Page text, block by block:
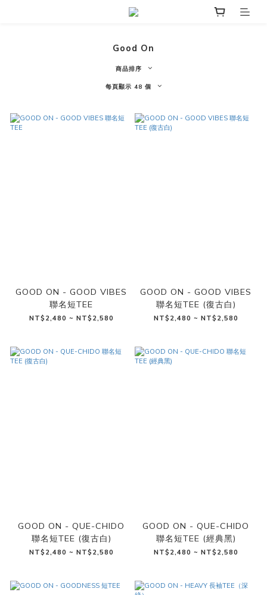
Good On
商品排序
每頁顯示 48 個
GOOD ON - GOOD VIBES
聯名短TEE
NT$2,480 ~ NT$2,580
GOOD ON - GOOD VIBES
聯名短TEE (復古白)
NT$2,480 ~ NT$2,580
GOOD ON - QUE-CHIDO
聯名短TEE (復古白)
NT$2,480 ~ NT$2,580
GOOD ON - QUE-CHIDO
聯名短TEE (經典黑)
NT$2,480 ~ NT$2,580